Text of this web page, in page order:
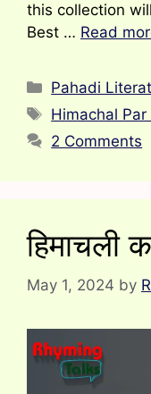
this collection
Best … Read
Categories
Pahadi
Tags
Himachal Par
2 Comments
हिमाचली
May 1, 2024 by